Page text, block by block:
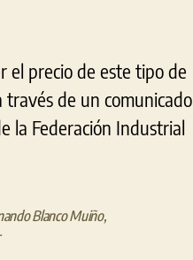
el precio de este tipo de
de un comunicado
la Federación Industrial
Blanco Muiño,